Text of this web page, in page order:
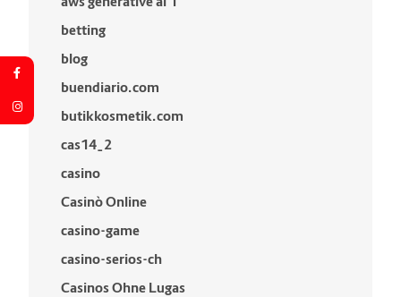
betting
blog
buendiario.com
butikkosmetik.com
cas14_2
casino
Casinò Online
casino-game
casino-serios-ch
Casinos Ohne Lugas